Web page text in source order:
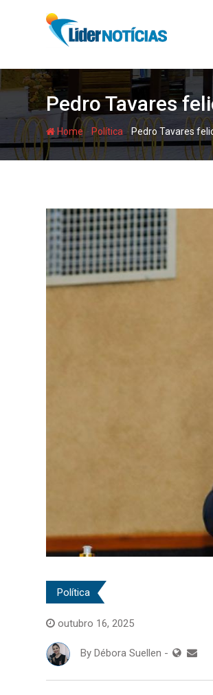
Pedro Tavares
Home - Política - Pedro Tavares
Política
outubro 16, 2025
By Débora Suellen -